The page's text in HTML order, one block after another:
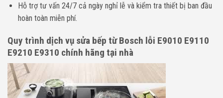
Hỗ trợ tư vấn 24/7 cả ngày nghỉ lễ và kiểm tra thiết bị ban đầu
hoàn toàn miễn phí.
Quy trình dịch vụ sửa bếp từ Bosch lỗi E9010 E9110
E9210 E9310 chính hãng tại nhà